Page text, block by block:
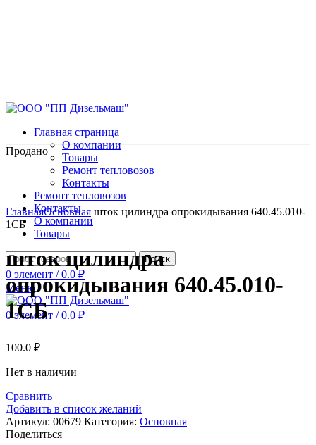
Главная страница
О компании
Товары
Ремонт тепловозов
Контакты
Ремонт тепловозов
Контакты
О компании
Товары
Поиск
0 элемент / 0.0₽
Меню
0элемент / 0.0 ₽
Продано
Нажмите, чтобы увеличить
ГлавнаяОсновная шток цилиндра опрокидывания 640.45.010-
1СБ
шток цилиндра
опрокидывания 640.45.010-
1СБ
100.0 ₽
Нет в наличии
Сравнить
Добавить в список желаний
Артикул: 00679 Категория: Основная
Поделиться